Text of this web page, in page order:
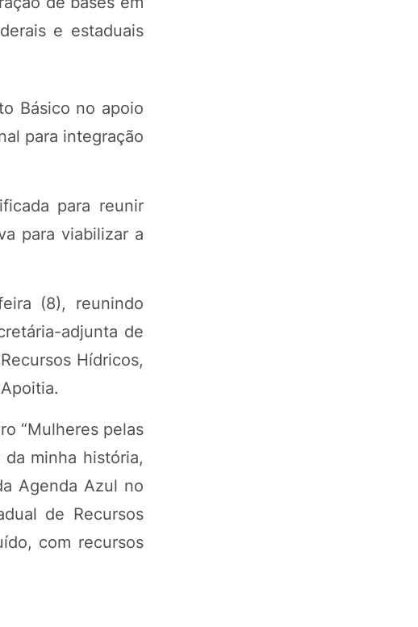
e estaduais
Básico no apoio
para integração
para reunir
para viabilizar a
(8), reunindo
adjunta de
Hídricos,
“Mulheres pelas
minha história,
Agenda Azul no
de Recursos
com recursos